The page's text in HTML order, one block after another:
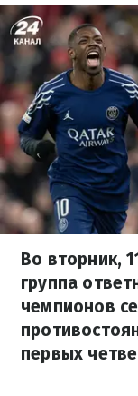
Во вторник,
группа
чемпионов
первых